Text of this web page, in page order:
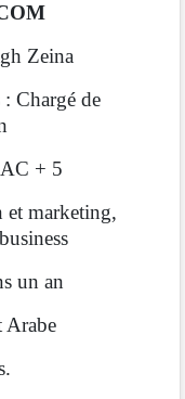
Zeina
: Chargé de
+ 5
marketing,
un an
Arabe